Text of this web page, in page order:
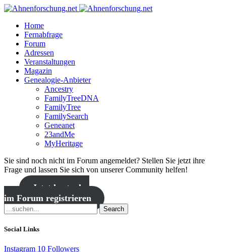
Home
Fernabfrage
Forum
Adressen
Veranstaltungen
Magazin
Genealogie-Anbieter
Ancestry
FamilyTreeDNA
FamilyTree
FamilySearch
Geneanet
23andMe
MyHeritage
Sie sind noch nicht im Forum angemeldet? Stellen Sie jetzt ihre
Frage und lassen Sie sich von unserer Community helfen!
Jetzt kostenlos
im Forum registrieren
Search
Social Links
Instagram 10 Followers